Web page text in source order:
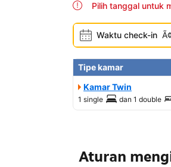
Pilih tanggal untuk
Waktu check-in
Tipe kamar
Kamar Twin
1 single dan 1 double
Aturan